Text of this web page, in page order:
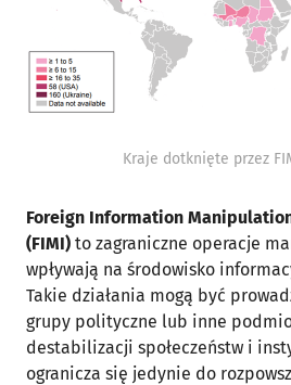
Kraje dotknięte przez
Foreign Information
(FIMI) to zagraniczne operacje
wpływają na środowisko
Takie działania mogą być
grupy polityczne lub inne
destabilizacji społeczeństw i
ogranicza się jedynie do